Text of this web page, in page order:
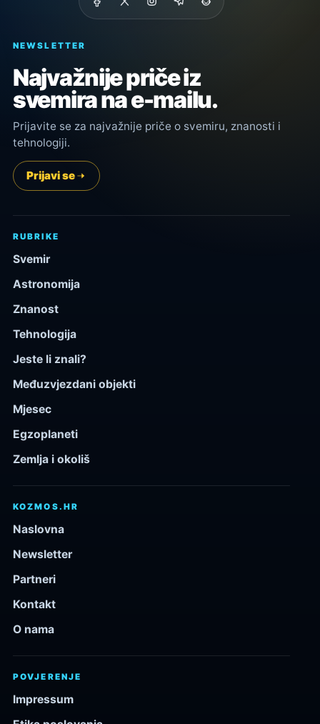
NEWSLETTER
Najvažnije priče iz
svemira na e-mailu.
Prijavite se za najvažnije priče o svemiru, znanosti i
tehnologiji.
Prijavi se
RUBRIKE
Svemir
Astronomija
Znanost
Tehnologija
Jeste li znali?
Međuzvjezdani objekti
Mjesec
Egzoplaneti
Zemlja i okoliš
KOZMOS.HR
Naslovna
Newsletter
Partneri
Kontakt
O nama
POVJERENJE
Impressum